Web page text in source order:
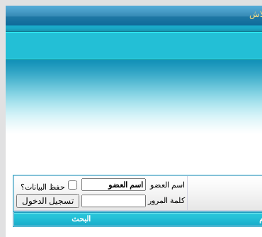
اسم العضو
حفظ البيانات؟
كلمة المرور
البحث